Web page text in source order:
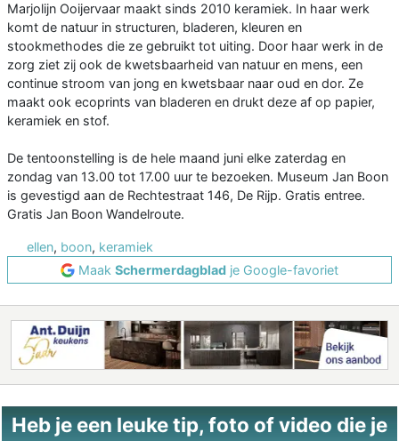
Marjolijn Ooijervaar maakt sinds 2010 keramiek. In haar werk
komt de natuur in structuren, bladeren, kleuren en
stookmethodes die ze gebruikt tot uiting. Door haar werk in de
zorg ziet zij ook de kwetsbaarheid van natuur en mens, een
continue stroom van jong en kwetsbaar naar oud en dor. Ze
maakt ook ecoprints van bladeren en drukt deze af op papier,
keramiek en stof.
De tentoonstelling is de hele maand juni elke zaterdag en
zondag van 13.00 tot 17.00 uur te bezoeken. Museum Jan Boon
is gevestigd aan de Rechtestraat 146, De Rijp. Gratis entree.
Gratis Jan Boon Wandelroute.
ellen, boon, keramiek
Maak Schermerdagblad je Google-favoriet
Heb je een leuke tip, foto of video die je